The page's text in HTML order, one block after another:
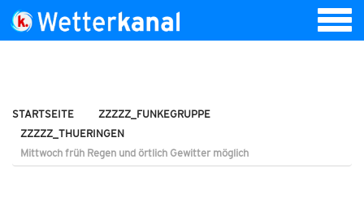
STARTSEITE
ZZZZZ_FUNKEGRUPPE
ZZZZZ_THUERINGEN
Mittwoch früh Regen und örtlich Gewitter möglich